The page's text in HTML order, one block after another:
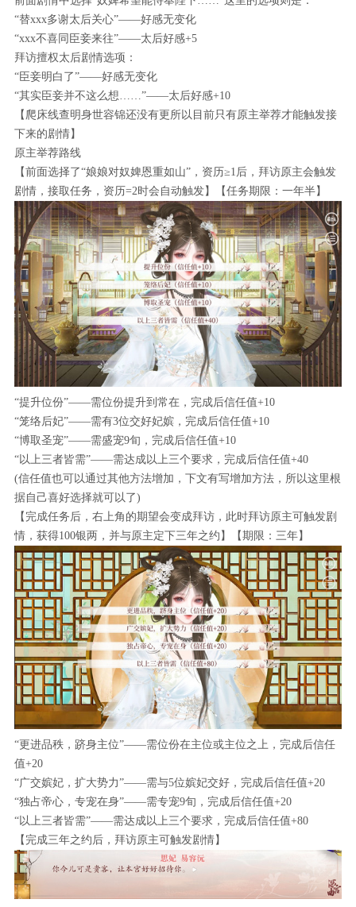
“替xxx多谢太后关心”——好感无变化
“xxx不喜同臣妾来往”——太后好感+5
拜访擅权太后剧情选项：
“臣妾明白了”——好感无变化
“其实臣妾并不这么想……”——太后好感+10
【爬床线查明身世容锦还没有更所以目前只有原主举荐才能触发接
下来的剧情】
原主举荐路线
【前面选择了“娘娘对奴婢恩重如山”，资历≥1后，拜访原主会触发
剧情，接取任务，资历=2时会自动触发】【任务期限：一年半】
“提升位份”——需位份提升到常在，完成后信任值+10
“笼络后妃”——需有3位交好妃嫔，完成后信任值+10
“博取圣宠”——需盛宠9旬，完成后信任值+10
“以上三者皆需”——需达成以上三个要求，完成后信任值+40
(信任值也可以通过其他方法增加，下文有写增加方法，所以这里根
据自己喜好选择就可以了)
【完成任务后，右上角的期望会变成拜访，此时拜访原主可触发剧
情，获得100银两，并与原主定下三年之约】【期限：三年】
“更进品秩，跻身主位”——需位份在主位或主位之上，完成后信任
值+20
“广交嫔妃，扩大势力”——需与5位嫔妃交好，完成后信任值+20
“独占帝心，专宠在身”——需专宠9旬，完成后信任值+20
“以上三者皆需”——需达成以上三个要求，完成后信任值+80
【完成三年之约后，拜访原主可触发剧情】